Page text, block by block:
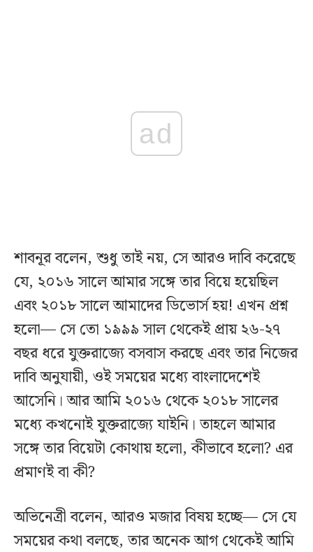
ad
শাবনূর বলেন, শুধু তাই নয়, সে আরও দাবি করেছে
যে, ২০১৬ সালে আমার সঙ্গে তার বিয়ে হয়েছিল
এবং ২০১৮ সালে আমাদের ডিভোর্স হয়! এখন প্রশ্ন
হলো— সে তো ১৯৯৯ সাল থেকেই প্রায় ২৬-২৭
বছর ধরে যুক্তরাজ্যে বসবাস করছে এবং তার নিজের
দাবি অনুযায়ী, ওই সময়ের মধ্যে বাংলাদেশেই
আসেনি। আর আমি ২০১৬ থেকে ২০১৮ সালের
মধ্যে কখনোই যুক্তরাজ্যে যাইনি। তাহলে আমার
সঙ্গে তার বিয়েটা কোথায় হলো, কীভাবে হলো? এর
প্রমাণই বা কী?
অভিনেত্রী বলেন, আরও মজার বিষয় হচ্ছে— সে যে
সময়ের কথা বলছে, তার অনেক আগ থেকেই আমি